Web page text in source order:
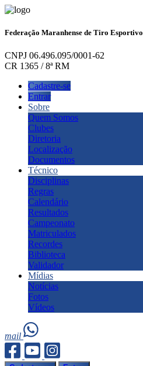
Federação Maranhense de Tiro Esportivo
CNPJ 06.496.095/0001-62
CR 1365 / 8ª RM
Cadastre-se
Entrar
Sobre
Quem Somos
Clubes
Diretoria
Localização
Documentos
Técnico
Disciplinas
Regras
Calendário
Resultados
Campeonato
Matriculados
Recordes
Biblioteca
Validador
Mídias
Notícias
Fotos
Vídeos
mail